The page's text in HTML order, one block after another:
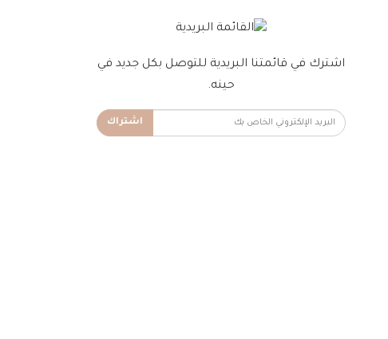
اشترك في قائمتنا البريدية للتوصل بكل جديد في
حينه.
اشتراك